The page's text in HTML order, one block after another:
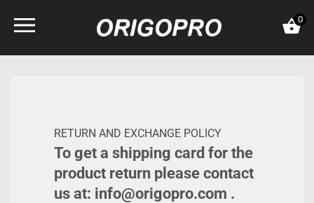
0
RETURN AND EXCHANGE POLICY
To get a shipping card for the
product return please contact
us at: info@origopro.com .